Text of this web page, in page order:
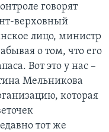
говорят
верховный
лицо, министр
о том, что его
Вот это у нас –
Мельникова
которая
тот же